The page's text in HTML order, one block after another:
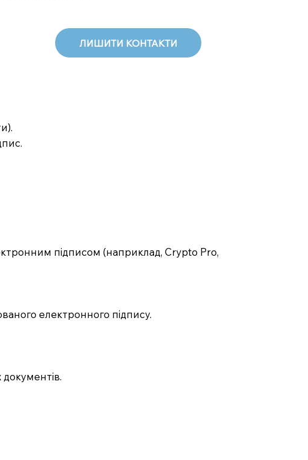
ЛИШИТИ КОНТАКТИ
підписом (наприклад, Crypto Pro,
електронного підпису.